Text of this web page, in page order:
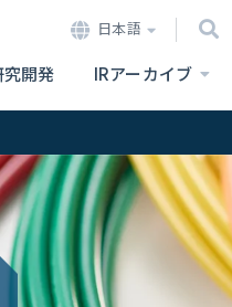
日本語
究開発 IRアーカイブ